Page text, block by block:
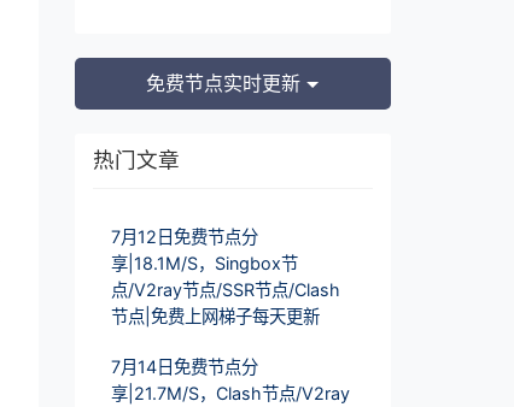
免费节点实时更新
热门文章
7月12日免费节点分
享|18.1M/S，Singbox节
点/V2ray节点/SSR节点/Clash
节点|免费上网梯子每天更新
7月14日免费节点分
享|21.7M/S，Clash节点/V2ray